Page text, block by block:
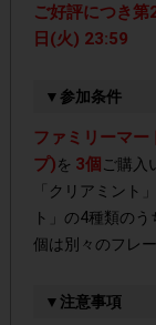
ご好評につき
日(火) 23:59
▼参加条件
ファミリーマー
プ)を 3個 ご購入
「クリアミント
ト」の4種類の
個は別々のフレ
▼注意事項